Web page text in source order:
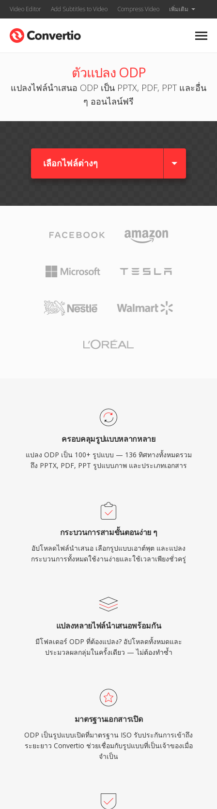
Video Editor Add Subtitles to Video Compress Video เพิ่มเติม
ตัวแปลง ODP
แปลงไฟล์นำเสนอ ODP เป็น PPTX, PDF, PPT และอื่น
ๆ ออนไลน์ฟรี
เลือกไฟล์ต่างๆ​
ครอบคลุมรูปแบบหลากหลาย
แปลง ODP เป็น 100+ รูปแบบ — 136 ทิศทางทั้งหมดรวม
ถึง PPTX, PDF, PPT รูปแบบภาพ และประเภทเอกสาร
กระบวนการสามขั้นตอนง่าย ๆ
อัปโหลดไฟล์นำเสนอ เลือกรูปแบบเอาต์พุต และแปลง
กระบวนการทั้งหมดใช้งานง่ายและใช้เวลาเพียงชั่วครู่
แปลงหลายไฟล์นำเสนอพร้อมกัน
มีโฟลเดอร์ ODP ที่ต้องแปลง? อัปโหลดทั้งหมดและ
ประมวลผลกลุ่มในครั้งเดียว — ไม่ต้องทำซ้ำ
มาตรฐานเอกสารเปิด
ODP เป็นรูปแบบเปิดที่มาตรฐาน ISO รับประกันการเข้าถึง
ระยะยาว Convertio ช่วยเชื่อมกับรูปแบบที่เป็นเจ้าของเมื่อ
จำเป็น